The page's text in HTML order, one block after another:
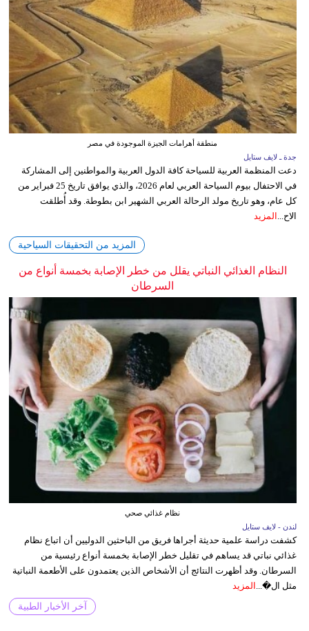
منطقة أهرامات الجيزة الموجودة في مصر
جدة ـ لايف ستايل
دعت المنظمة العربية للسياحة كافة الدول العربية والمواطنين إلى المشاركة
في الاحتفال بيوم السياحة العربي لعام 2026، والذي يوافق تاريخ 25 فبراير من
كل عام، وهو تاريخ مولد الرحالة العربي الشهير ابن بطوطة. وقد أُطلقت
الاح... المزيد
المزيد من التحقيقات السياحية
النظام الغذائي النباتي يقلل من خطر الإصابة بخمسة أنواع من
السرطان
نظام غذائي صحي
لندن - لايف ستايل
كشفت دراسة علمية حديثة أجراها فريق من الباحثين الدوليين أن اتباع نظام
غذائي نباتي قد يساهم في تقليل خطر الإصابة بخمسة أنواع رئيسية من
السرطان. وقد أظهرت النتائج أن الأشخاص الذين يعتمدون على الأطعمة النباتية
مثل ال�...
المزيد
آخر الأخبار الطبية